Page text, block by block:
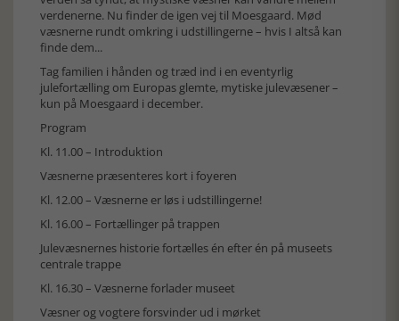
verdenerne. Nu finder de igen vej til Moesgaard. Mød
væsnerne rundt omkring i udstillingerne – hvis I altså kan
finde dem...
Tag familien i hånden og træd ind i en eventyrlig
julefortælling om Europas glemte, mytiske julevæsener –
kun på Moesgaard i december.
Program
Kl. 11.00 – Introduktion
Væsnerne præsenteres kort i foyeren
Kl. 12.00 – Væsnerne er løs i udstillingerne!
Kl. 16.00 – Fortællinger på trappen
Julevæsnernes historie fortælles én efter én på museets
centrale trappe
Kl. 16.30 – Væsnerne forlader museet
Væsner og vogtere forsvinder ud i mørket